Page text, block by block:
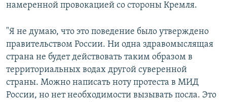
намеренной провокацией со стороны Кремля.
"Я не думаю, что это поведение было утверждено
правительством России. Ни одна здравомыслящая
страна не будет действовать таким образом в
территориальных водах другой суверенной
страны. Можно написать ноту протеста в МИД
России, но нет необходимости вызывать посла. Это